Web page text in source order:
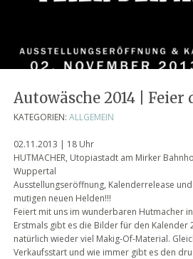
Autowäsche 2014 | Feier
KATEGORIEN:ALLGEMEIN
02.11.2013 | 18 Uhr
HUTMACHER, Utopiastadt am Mirker
Wuppertal
Ausstellungseröffnung, Kalenderrelease
mutigen neuen Helden!!!
Feiert mit uns im wunderbaren Hutmacher
Erstmals gibt es die Bilder für den Kalender
natürlich wieder viel Makig-Of-Material.
Verkaufsstart und wie immer gibt es den